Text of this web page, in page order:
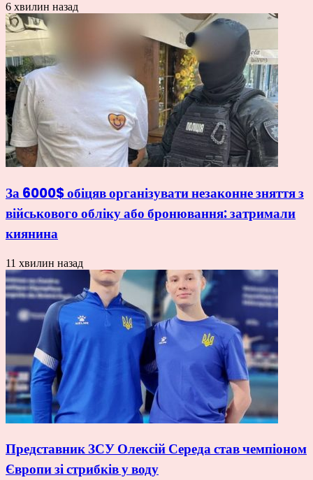
6 хвилин назад
За 6000$ обіцяв організувати незаконне зняття з
військового обліку або бронювання: затримали
киянина
11 хвилин назад
Представник ЗСУ Олексій Середа став чемпіоном
Європи зі стрибків у воду